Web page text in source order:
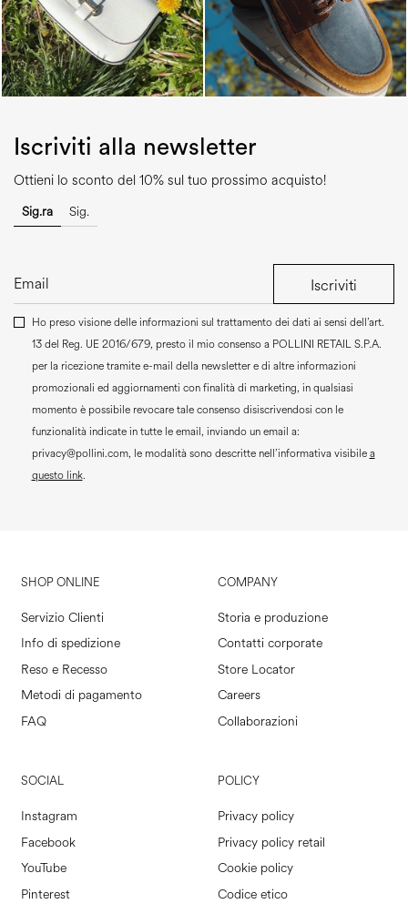
Iscriviti alla newsletter
Ottieni lo sconto del 10% sul tuo prossimo acquisto!
Sig.ra Sig.
Iscriviti
Ho preso visione delle informazioni sul trattamento dei dati ai sensi dell’art.
13 del Reg. UE 2016/679, presto il mio consenso a POLLINI RETAIL S.P.A.
per la ricezione tramite e-mail della newsletter e di altre informazioni
promozionali ed aggiornamenti con finalità di marketing, in qualsiasi
momento è possibile revocare tale consenso disiscrivendosi con le
funzionalità indicate in tutte le email, inviando un email a:
privacy@pollini.com, le modalità sono descritte nell’informativa visibilea
questo link.
SHOP ONLINE
Servizio Clienti
Info di spedizione
Reso e Recesso
Metodi di pagamento
FAQ
COMPANY
Storia e produzione
Contatti corporate
Store Locator
Careers
Collaborazioni
SOCIAL
Instagram
Facebook
YouTube
Pinterest
POLICY
Privacy policy
Privacy policy retail
Cookie policy
Codice etico